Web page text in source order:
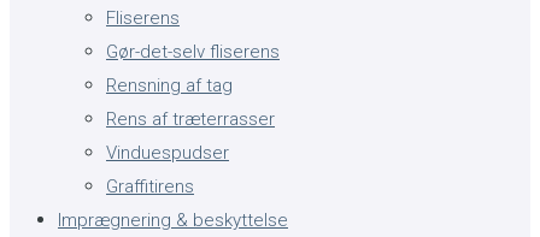
Fliserens
Gør-det-selv fliserens
Rensning af tag
Rens af træterrasser
Vinduespudser
Graffitirens
Imprægnering & beskyttelse